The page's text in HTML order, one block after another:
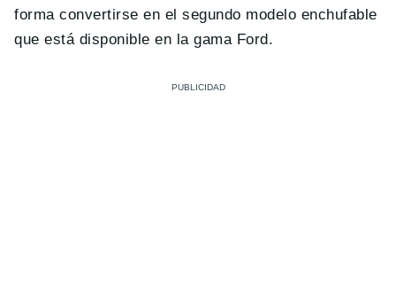
forma convertirse en el segundo modelo enchufable
que está disponible en la gama Ford.